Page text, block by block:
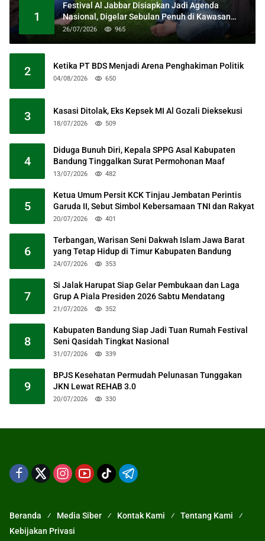
1
Festival Al Jabbar Disiapkan Jadi Agenda
Nasional, Digelar Sebulan Penuh di Kawasan
Masjid Raya Al Jabbar
26/07/2026 965
2 Ketika PT BDS Menjadi Arena Penghakiman Politik
04/08/2026 650
3 Kasasi Ditolak, Eks Kepsek MI Al Gozali Dieksekusi
18/07/2026 509
4
Diduga Bunuh Diri, Kepala SPPG Asal Kabupaten
Bandung Tinggalkan Surat Permohonan Maaf
13/07/2026 482
5
Ketua Umum Persit KCK Tinjau Jembatan Perintis
Garuda II, Sebut Simbol Kebersamaan TNI dan Rakyat
20/07/2026 401
6
Terbangan, Warisan Seni Dakwah Islam Jawa Barat
yang Tetap Hidup di Timur Kabupaten Bandung
24/07/2026 353
7
Si Jalak Harupat Siap Gelar Pembukaan dan Laga
Grup A Piala Presiden 2026 Sabtu Mendatang
21/07/2026 352
8
Kabupaten Bandung Siap Jadi Tuan Rumah Festival
Seni Qasidah Tingkat Nasional
31/07/2026 339
9
BPJS Kesehatan Permudah Pelunasan Tunggakan
JKN Lewat REHAB 3.0
20/07/2026 330
Beranda Media Siber Kontak Kami
Tentang Kami
Kebijakan Privasi